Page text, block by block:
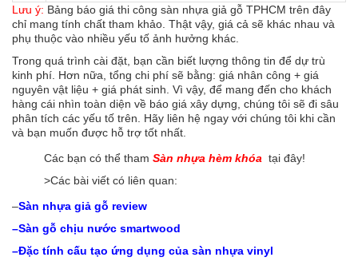
Lưu ý: Bảng báo giá thi công sàn nhựa giả gỗ TPHCM trên đây
chỉ mang tính chất tham khảo. Thật vậy, giá cả sẽ khác nhau và
phụ thuộc vào nhiều yếu tố ảnh hưởng khác.
Trong quá trình cài đặt, bạn cần biết lượng thông tin để dự trù
kinh phí. Hơn nữa, tổng chi phí sẽ bằng: giá nhân công + giá
nguyên vật liệu + giá phát sinh. Vì vậy, để mang đến cho khách
hàng cái nhìn toàn diện về báo giá xây dựng, chúng tôi sẽ đi sâu
phân tích các yếu tố trên. Hãy liên hệ ngay với chúng tôi khi cần
và bạn muốn được hỗ trợ tốt nhất.
Các bạn có thể tham Sàn nhựa hèm khóa tại đây!
>Các bài viết có liên quan:
–Sàn nhựa giả gỗ review
–Sàn gỗ chịu nước smartwood
–Đặc tính cấu tạo ứng dụng của sàn nhựa vinyl